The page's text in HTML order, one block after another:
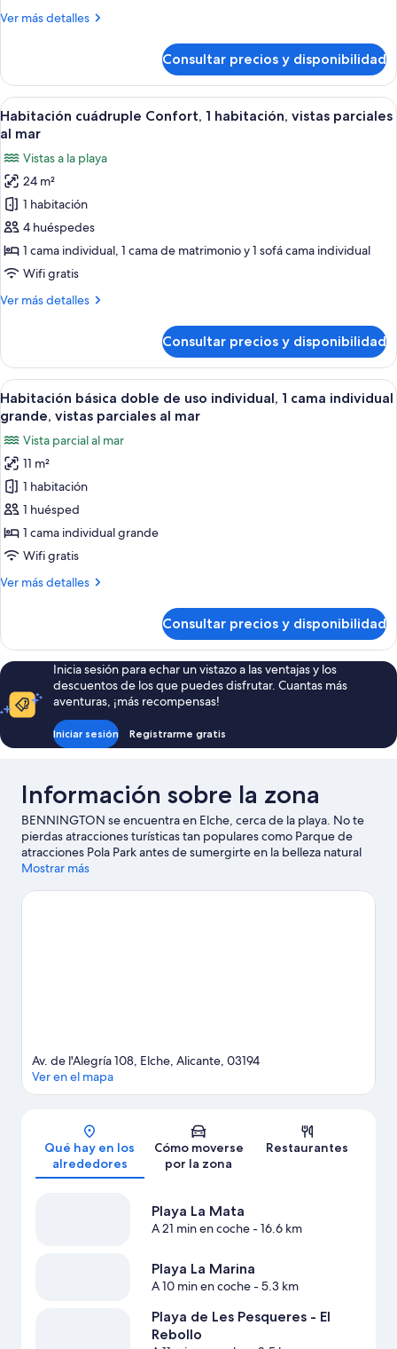
Ver más detalles
Más
triple
clásica
Consultar precios y disponibilidad
Abrir
todas
fotos
de
Habitación
cuádruple
Confort,
1
vistas
mar
Habitación de hotel con cama,
5
Habitación cuádruple Confort, 1 habitación, vistas parciales
al mar
Vistas a la playa
24 m²
1 habitación
4 huéspedes
1 cama individual, 1 cama de matrimonio y 1 sofá cama individual
Wifi gratis
Ver más detalles
Más
cuádruple
Confort,
1
habitación,
vistas
parciales
al
mar
Consultar precios y disponibilidad
Abrir
todas
las
fotos
de
Habitación
básica
doble
de
individual,
individual
grande,
vistas
parciales
al
Una habitación con una cama, una
9
Habitación básica doble de uso individual, 1 cama individual
grande, vistas parciales al mar
Vista parcial al mar
11 m²
1 habitación
1 huésped
1 cama individual grande
Wifi gratis
Ver más detalles
Más
básica
doble
de
uso
individual,
cama
vistas
parciales
Consultar precios y disponibilidad
Inicia sesión para echar un vistazo a las ventajas y los
descuentos de los que puedes disfrutar. Cuantas más
aventuras, ¡más recompensas!
Iniciar sesión Registrarme gratis
Información sobre la zona
BENNINGTON se encuentra en Elche, cerca de la playa. No te
pierdas atracciones turísticas tan populares como Parque de
atracciones Pola Park antes de sumergirte en la belleza natural
de la zona en Playa La Marina y Playa de las Dunas de
Guardamar y Parque Natural de Las Lagunas de La Mata y
Mostrar más
Mapa
Av. de l'Alegría 108, Elche, Alicante, 03194
Ver en el mapa
Qué hay en los
alrededores
Cómo moverse
por la zona
Restaurantes
Playa La Mata
A 21 min en coche- 16.6 km
Playa La Marina
A 10 min en coche- 5.3 km
Playa de Les Pesqueres - El
Rebollo